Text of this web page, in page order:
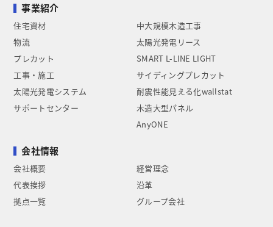
事業紹介
住宅資材
物流
プレカット
工事・施工
太陽光発電システム
サポートセンター
中大規模木造工事
太陽光発電リース
SMART L-LINE LIGHT
サイディングプレカット
耐震性能見える化wallstat
木造大型パネル
AnyONE
会社情報
会社概要
経営理念
代表挨拶
沿革
拠点一覧
グループ会社